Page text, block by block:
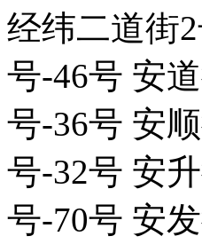
经纬二道街
号-46号 安
号-36号 安
号-32号 安
号-70号 安